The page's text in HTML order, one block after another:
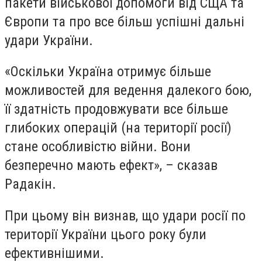
Європи та про все більш успішні дальні
удари України.
«Оскільки Україна отримує більше
можливостей для ведення далекого бою,
її здатність продовжувати все більше
глибоких операцій (на території росії)
стане особливістю війни. Вони
безперечно мають ефект», – сказав
Радакін.
При цьому він визнав, що удари росії по
території України цього року були
ефективнішими.